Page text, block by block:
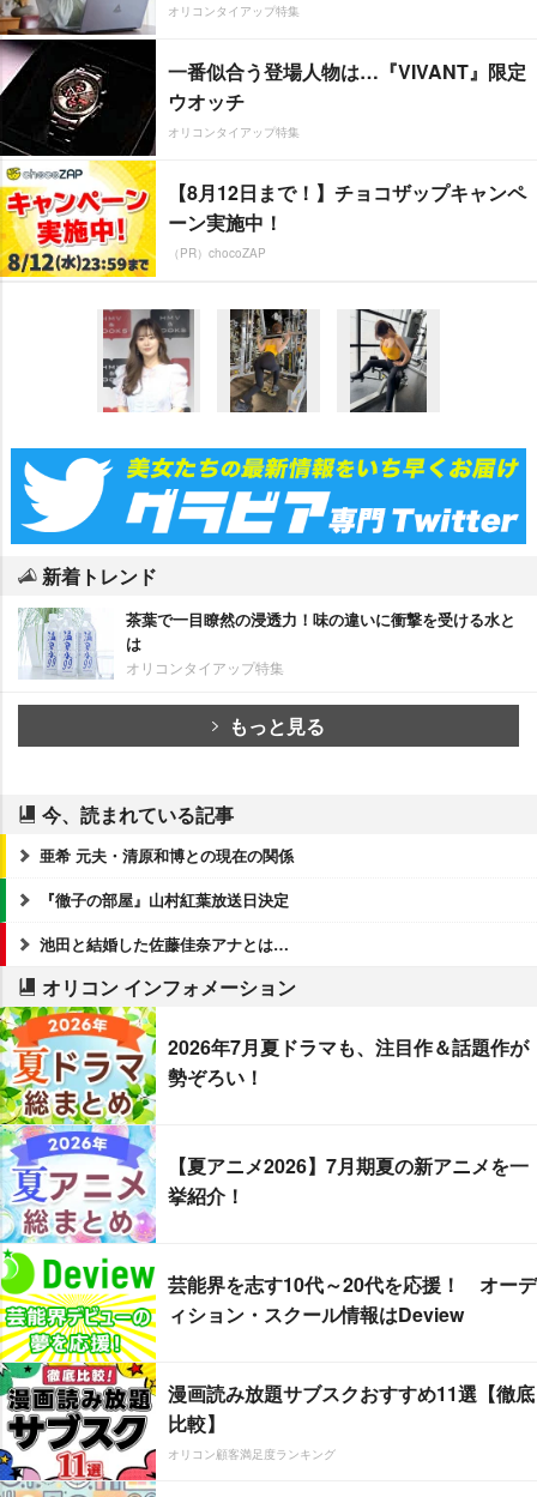
オリコンタイアップ特集
一番似合う登場人物は…『VIVANT』限定
ウオッチ
オリコンタイアップ特集
【8月12日まで！】チョコザップキャンペ
ーン実施中！
（PR）chocoZAP
新着トレンド
茶葉で一目瞭然の浸透力！味の違いに衝撃を受ける水と
は
オリコンタイアップ特集
もっと見る
今、読まれている記事
亜希 元夫・清原和博との現在の関係
『徹子の部屋』山村紅葉放送日決定
池田と結婚した佐藤佳奈アナとは…
オリコン インフォメーション
2026年7月夏ドラマも、注目作＆話題作が
勢ぞろい！
【夏アニメ2026】7月期夏の新アニメを一
挙紹介！
芸能界を志す10代～20代を応援！ オーデ
ィション・スクール情報はDeview
漫画読み放題サブスクおすすめ11選【徹底
比較】
オリコン顧客満足度ランキング